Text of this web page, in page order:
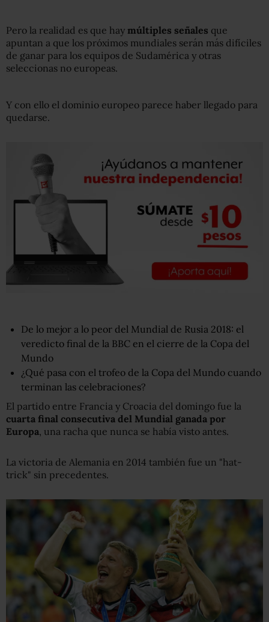
Pero la realidad es que hay múltiples señales que
apuntan a que los próximos mundiales serán más difíciles
de ganar para los equipos de Sudamérica y otras
seleccionas no europeas.
Y con ello el dominio europeo parece haber llegado para
quedarse.
De lo mejor a lo peor del Mundial de Rusia 2018: el
veredicto final de la BBC en el cierre de la Copa del
Mundo
¿Qué pasa con el trofeo de la Copa del Mundo cuando
terminan las celebraciones?
El partido entre Francia y Croacia del domingo fue la
cuarta final consecutiva del Mundial ganada por
Europa , una racha que nunca se había visto antes.
La victoria de Alemania en 2014 también fue un "hat-
trick" sin precedentes.